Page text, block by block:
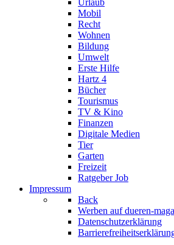
Urlaub
Mobil
Recht
Wohnen
Bildung
Umwelt
Erste Hilfe
Hartz 4
Bücher
Tourismus
TV & Kino
Finanzen
Digitale Medien
Tier
Garten
Freizeit
Ratgeber Job
Impressum
Back
Werben auf dueren-
Datenschutzerklärung